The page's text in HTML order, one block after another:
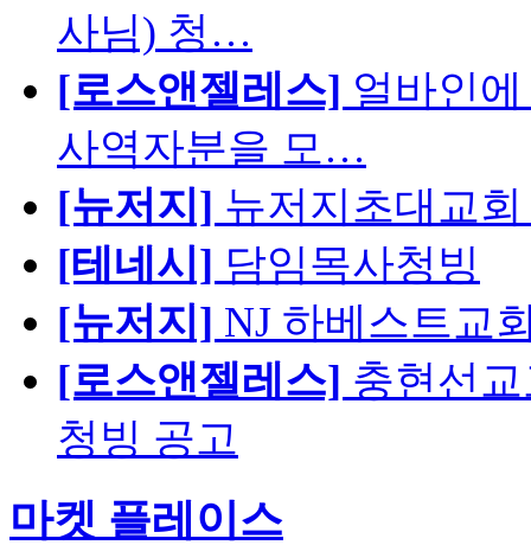
사님) 청…
[로스앤젤레스] 얼바인
사역자분을 모…
[뉴저지] 뉴저지초대교
[테네시] 담임목사청빙
[뉴저지] NJ 하베스트교
[로스앤젤레스] 충현선
청빙 공고
마켓 플레이스